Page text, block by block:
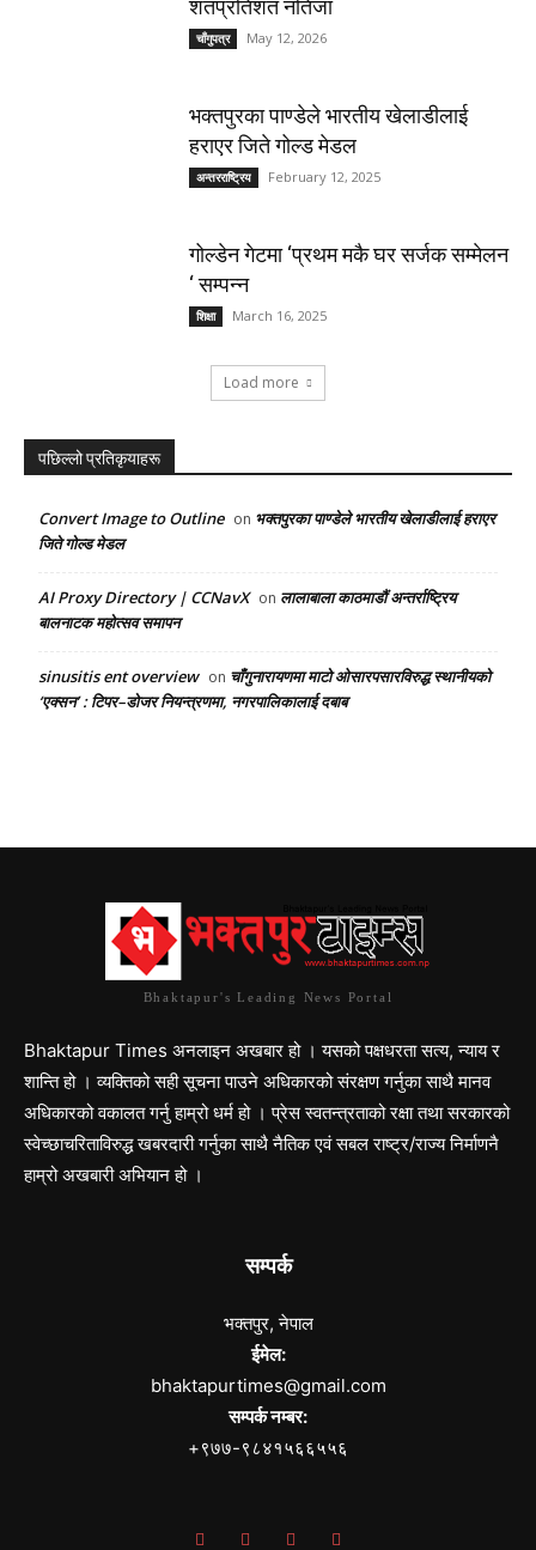
शतप्रतिशत नतिजा
चाँगुपत्र May 12, 2026
भक्तपुरका पाण्डेले भारतीय खेलाडीलाई
हराएर जिते गोल्ड मेडल
अन्तरराष्ट्रिय February 12, 2025
गोल्डेन गेटमा ‘प्रथम मकै घर सर्जक सम्मेलन
‘ सम्पन्न
शिक्षा March 16, 2025
Load more
पछिल्लो प्रतिकृयाहरू
Convert Image to Outline on भक्तपुरका पाण्डेले भारतीय खेलाडीलाई हराएर
जिते गोल्ड मेडल
AI Proxy Directory | CCNavX on लालाबाला काठमाडौं अन्तर्राष्ट्रिय
बालनाटक महोत्सव समापन
sinusitis ent overview on चाँगुनारायणमा माटो ओसारपसारविरुद्ध स्थानीयको
‘एक्सन’ : टिपर–डोजर नियन्त्रणमा, नगरपालिकालाई दबाब
Bhaktapur's Leading News Portal
Bhaktapur Times अनलाइन अखबार हो । यसको पक्षधरता सत्य, न्याय र
शान्ति हो । व्यक्तिको सही सूचना पाउने अधिकारको संरक्षण गर्नुका साथै मानव
अधिकारको वकालत गर्नु हाम्रो धर्म हो । प्रेस स्वतन्त्रताको रक्षा तथा सरकारको
स्वेच्छाचरिताविरुद्ध खबरदारी गर्नुका साथै नैतिक एवं सबल राष्ट्र/राज्य निर्माणनै
हाम्रो अखबारी अभियान हो ।
सम्पर्क
भक्तपुर, नेपाल
ईमेल:
bhaktapurtimes@gmail.com
सम्पर्क नम्बर:
+९७७-९८४१५६६५५६